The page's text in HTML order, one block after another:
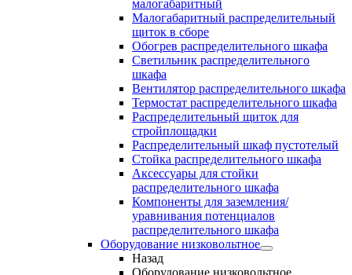
малогабаритный
Малогабаритный распределительный
щиток в сборе
Обогрев распределительного шкафа
Светильник распределительного
шкафа
Вентилятор распределительного шкафа
Термостат распределительного шкафа
Распределительный щиток для
стройплощадки
Распределительный шкаф пустотелый
Стойка распределительного шкафа
Аксессуары для стойки
распределительного шкафа
Компоненты для заземления/
уравнивания потенциалов
распределительного шкафа
Оборудование низковольтное
Назад
Оборудование низковольтное